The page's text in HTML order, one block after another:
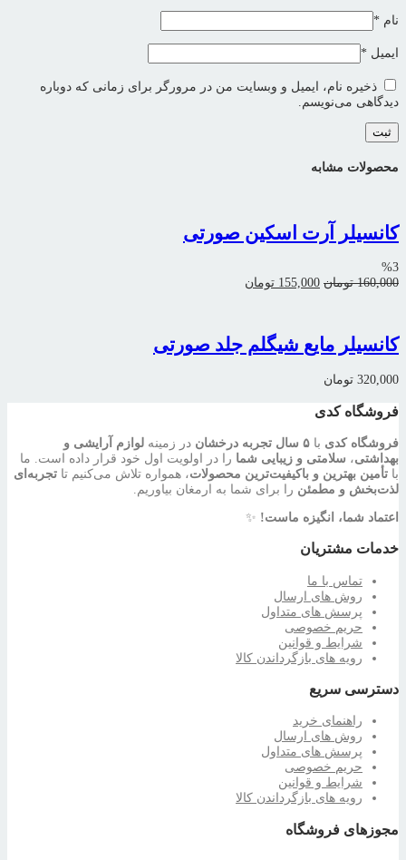
نام *
ایمیل *
ذخیره نام، ایمیل و وبسایت من در مرورگر برای زمانی که دوباره
دیدگاهی می‌نویسم.
محصولات مشابه
کانسیلر آرت اسکین صورتی
%3
160,000 تومان قیمت
155,000 تومان
کانسیلر مایع شیگلم جلد صورتی
320,000 تومان
فروشگاه کدی
فروشگاه کدی با ۵ سال تجربه درخشان در زمینه لوازم آرایشی و
بهداشتی، سلامتی و زیبایی شما را در اولویت اول خود قرار داده است. ما
با تأمین بهترین و باکیفیت‌ترین محصولات، همواره تلاش می‌کنیم تا تجربه‌ای
لذت‌بخش و مطمئن را برای شما به ارمغان بیاوریم.
اعتماد شما، انگیزه ماست! ✨
خدمات مشتریان
تماس با ما
روش های ارسال
پرسش های متداول
حریم خصوصی
شرایط و قوانین
رویه های بازگرداندن کالا
دسترسی سریع
راهنمای خرید
روش های ارسال
پرسش های متداول
حریم خصوصی
شرایط و قوانین
رویه های بازگرداندن کالا
مجوزهای فروشگاه